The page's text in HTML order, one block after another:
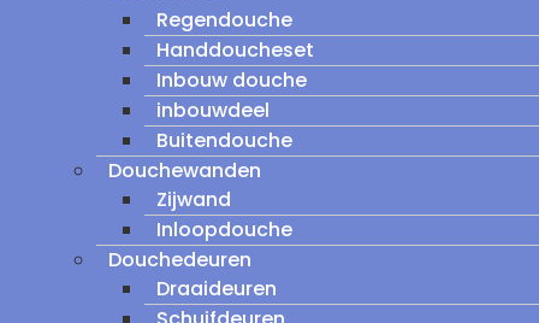
Regendouche
Handdoucheset
Inbouw douche
inbouwdeel
Buitendouche
Douchewanden
Zijwand
Inloopdouche
Douchedeuren
Draaideuren